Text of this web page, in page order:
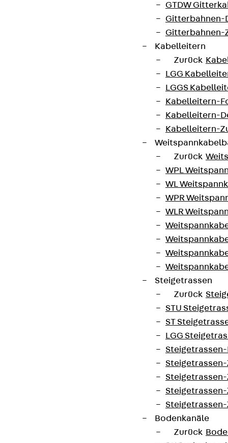
GTDW
Gitterbahnen-
Gitterbahnen-
Kabelleitern
Zurück
LGG
LGGS
Kabelleitern-
Kabelleitern-
Kabelleitern-
Zurück
WPL
WL
WPR
WLR
Steigetrassen
Zurück
STU
ST
LGG
Steigetrassen-
Steigetrassen-
Steigetrassen-
Steigetrassen-
Bodenkanäle
Zurück